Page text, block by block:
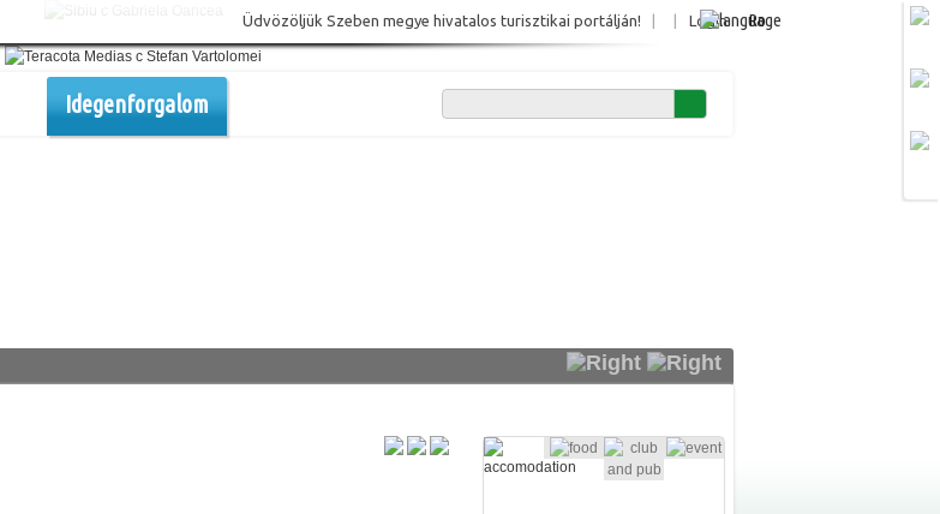
Login Ro
Üdvözöljük Szeben megye hivatalos turisztikai portálján!
Idegenforgalom